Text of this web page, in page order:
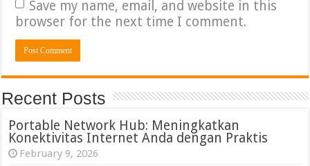
Save my name, email, and website in this
browser for the next time I comment.
Recent Posts
Portable Network Hub: Meningkatkan
Konektivitas Internet Anda dengan Praktis
February 9, 2026